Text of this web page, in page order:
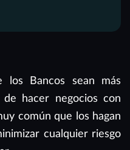
los Bancos sean más
hacer negocios con
común que los hagan
cualquier riesgo